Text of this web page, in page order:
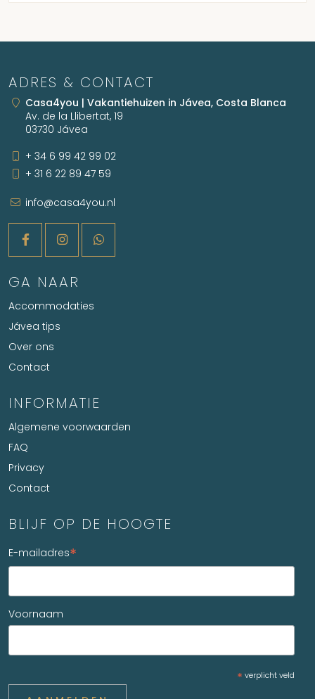
ADRES & CONTACT
Casa4you | Vakantiehuizen in Jávea, Costa Blanca
Av. de la Llibertat, 19
03730 Jávea
+ 34 6 99 42 99 02
+ 31 6 22 89 47 59
info@casa4you.nl
GA NAAR
Accommodaties
Jávea tips
Over ons
Contact
INFORMATIE
Algemene voorwaarden
FAQ
Privacy
Contact
BLIJF OP DE HOOGTE
E-mailadres*
Voornaam
* verplicht veld